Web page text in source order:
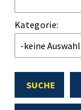
Kategorie:
SUCHE